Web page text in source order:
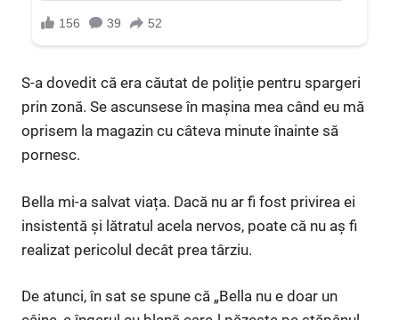
S-a dovedit că era căutat de poliție pentru spargeri
prin zonă. Se ascunsese în mașina mea când eu mă
oprisem la magazin cu câteva minute înainte să
pornesc.
Bella mi-a salvat viața. Dacă nu ar fi fost privirea ei
insistentă și lătratul acela nervos, poate că nu aș fi
realizat pericolul decât prea târziu.
De atunci, în sat se spune că „Bella nu e doar un